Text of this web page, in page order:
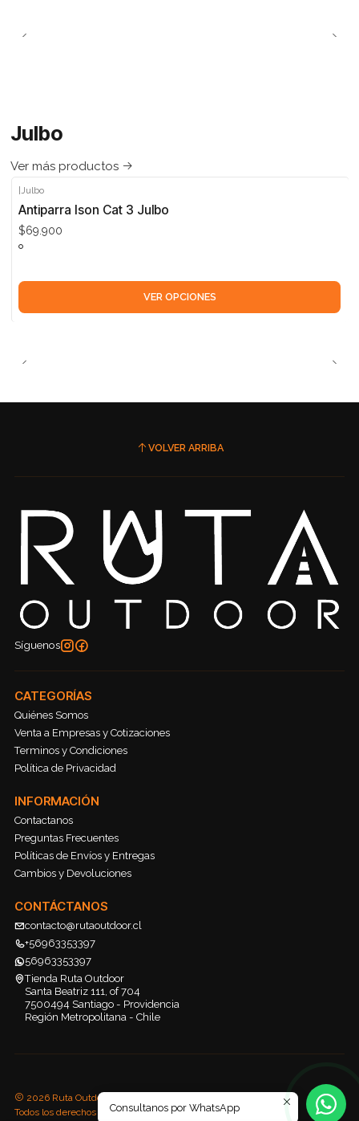
Julbo
Ver más productos
|Julbo
Antiparra Ison Cat 3 Julbo
$69.900
VER OPCIONES
VOLVER ARRIBA
Síguenos
CATEGORÍAS
Quiénes Somos
Venta a Empresas y Cotizaciones
Terminos y Condiciones
Política de Privacidad
INFORMACIÓN
Contactanos
Preguntas Frecuentes
Políticas de Envíos y Entregas
Cambios y Devoluciones
CONTÁCTANOS
contacto@rutaoutdoor.cl
+56963353397
56963353397
Tienda Ruta Outdoor
Santa Beatriz 111, of 704
7500494 Santiago - Providencia
Región Metropolitana - Chile
2026 Ruta Outdoor.
Todos los derechos reservados.Desarrollado por Jumpseller
Consultanos por WhatsApp